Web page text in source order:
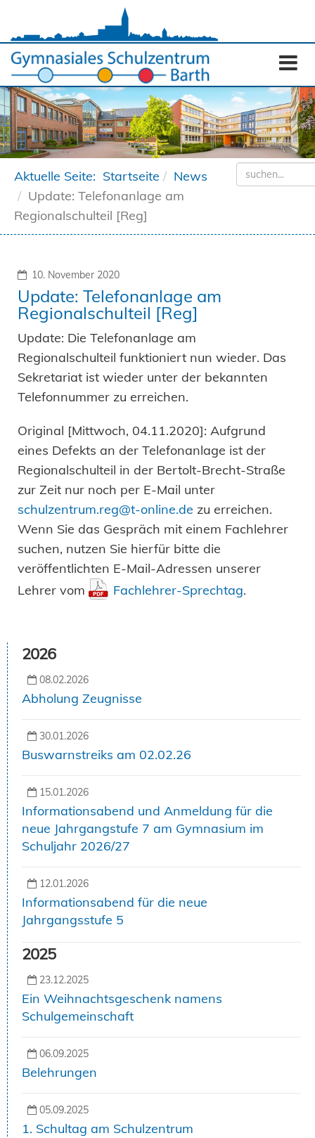
Aktuelle Seite: Startseite
News
Update: Telefonanlage am
Regionalschulteil [Reg]
10. November 2020
Update: Telefonanlage am
Regionalschulteil [Reg]
Update: Die Telefonanlage am
Regionalschulteil funktioniert nun wieder. Das
Sekretariat ist wieder unter der bekannten
Telefonnummer zu erreichen.
Original [Mittwoch, 04.11.2020]: Aufgrund
eines Defekts an der Telefonanlage ist der
Regionalschulteil in der Bertolt-Brecht-Straße
zur Zeit nur noch per E-Mail unter
schulzentrum.reg@t-online.de zu erreichen.
Wenn Sie das Gespräch mit einem Fachlehrer
suchen, nutzen Sie hierfür bitte die
veröffentlichten E-Mail-Adressen unserer
Lehrer vom
Fachlehrer-Sprechtag.
2026
08.02.2026
Abholung Zeugnisse
30.01.2026
Buswarnstreiks am 02.02.26
15.01.2026
Informationsabend und Anmeldung für die
neue Jahrgangstufe 7 am Gymnasium im
Schuljahr 2026/27
12.01.2026
Informationsabend für die neue
Jahrgangsstufe 5
2025
23.12.2025
Ein Weihnachtsgeschenk namens
Schulgemeinschaft
06.09.2025
Belehrungen
05.09.2025
1. Schultag am Schulzentrum